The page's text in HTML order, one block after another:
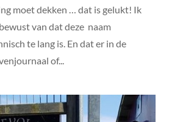
moet dekken … dat is gelukt! Ik
van dat deze naam
te lang is. En dat er in de
of...